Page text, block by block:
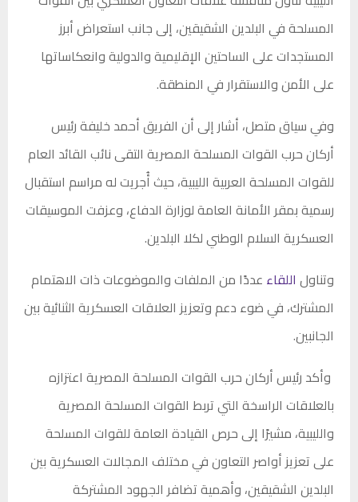
المسلحة في البلدين الشقيقين، إلى جانب استعراض أبرز
المستجدات على الساحتين الإقليمية والدولية وانعكاساتها
على الأمن والاستقرار في المنطقة.
وفي سياق متصل، أشار إلى أن الفريق أحمد خليفة رئيس
أركان حرب القوات المسلحة المصرية التقى نائب القائد العام
للقوات المسلحة العربية الليبية، حيث أُجريت له مراسم استقبال
رسمية بمقر الأمانة العامة لوزارة الدفاع، وعزفت الموسيقات
العسكرية السلام الوطني لكلا البلدين.
وتناول اللقاء عددًا من الملفات والموضوعات ذات الاهتمام
المشترك، في ضوء دعم وتعزيز العلاقات العسكرية الثنائية بين
الجانبين.
وأكد رئيس أركان حرب القوات المسلحة المصرية اعتزازه
بالعلاقات الراسخة التي تربط القوات المسلحة المصرية
والليبية، مشيرًا إلى حرص القيادة العامة للقوات المسلحة
على تعزيز أواصر التعاون في مختلف المجالات العسكرية بين
البلدين الشقيقين، وأهمية تضافر الجهود المشتركة